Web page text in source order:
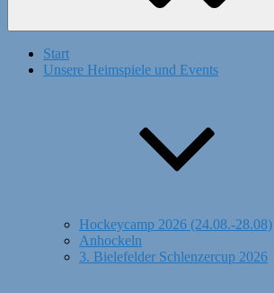
Start
Unsere Heimspiele und Events
Hockeycamp 2026 (24.08.-28.08)
Anhockeln
3. Bielefelder Schlenzercup 2026